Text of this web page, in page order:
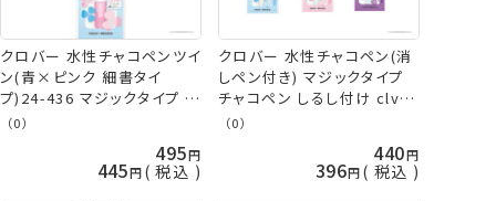
クロバー 水性チャコペンツイ
ン(青×ピンク 細書タイ
プ)24-436 マジックタイプ し
るしつけ 洋裁 clv ネコポス
（0）
495
445 税込
クロバー 水性チャコペン(消
しペン付き) マジックタイプ
チャコペン しるし付け clv ネ
コポス可 手芸の山久
（0）
440
396 税込